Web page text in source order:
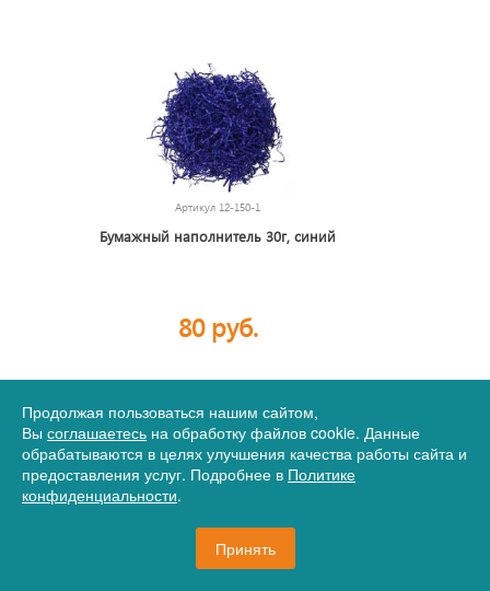
Артикул 12-150-1
Бумажный наполнитель 30г, синий
80 руб.
1012 шт. В корзину
Продолжая пользоваться нашим сайтом,
Вы соглашаетесь на обработку файлов cookie. Данные
обрабатываются в целях улучшения качества работы сайта и
предоставления услуг. Подробнее в Политике
конфиденциальности.
Принять